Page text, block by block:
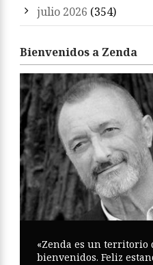
julio 2026 (354)
Bienvenidos a Zenda
«Zenda es un territorio
bienvenidos. Feliz